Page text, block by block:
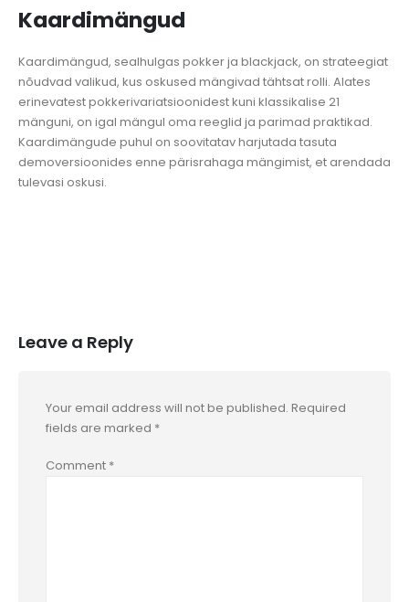
Kaardimängud
Kaardimängud, sealhulgas pokker ja blackjack, on strateegiat
nõudvad valikud, kus oskused mängivad tähtsat rolli. Alates
erinevatest pokkerivariatsioonidest kuni klassikalise 21
mänguni, on igal mängul oma reeglid ja parimad praktikad.
Kaardimängude puhul on soovitatav harjutada tasuta
demoversioonides enne pärisrahaga mängimist, et arendada
tulevasi oskusi.
Leave a Reply
Your email address will not be published. Required
fields are marked *
Comment *